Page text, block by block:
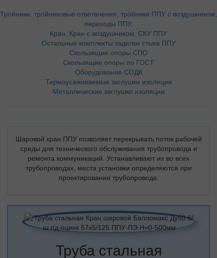
Тройники, тройниковые ответвления, тройники ППУ с воздушником,
переходы ППУ,
Кран, Кран с воздушником, СКУ ППУ
Остальные комплекты заделки стыка ППУ
Скользящие опоры СПО
Скользящие опоры по ГОСТ
Оборудование СОДК
Термоусаживаемые заглушки изоляции
Металлические заглушки изоляции
Шаровой кран ППУ позволяет перекрывать поток рабочей
среды для технического обслуживания трубопровода и
ремонта коммуникаций. Устанавливают их во всех
трубопроводах, места установки определяются при
проектировании трубопровода.
Труба стальная